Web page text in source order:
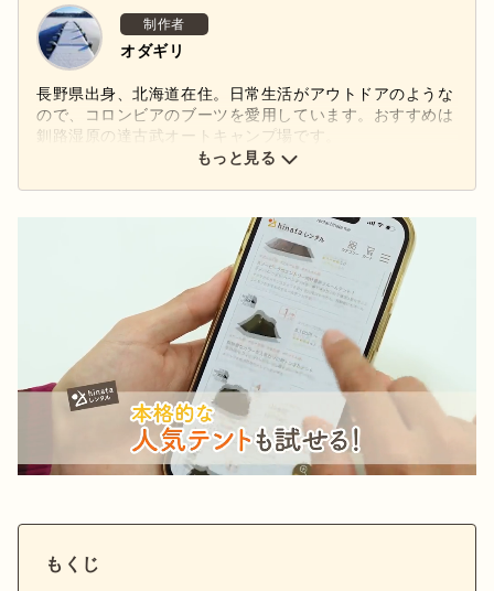
制作者
オダギリ
長野県出身、北海道在住。日常生活がアウトドアのような
ので、コロンビアのブーツを愛用しています。おすすめは
釧路湿原の達古武オートキャンプ場です。
もっと見る
もくじ